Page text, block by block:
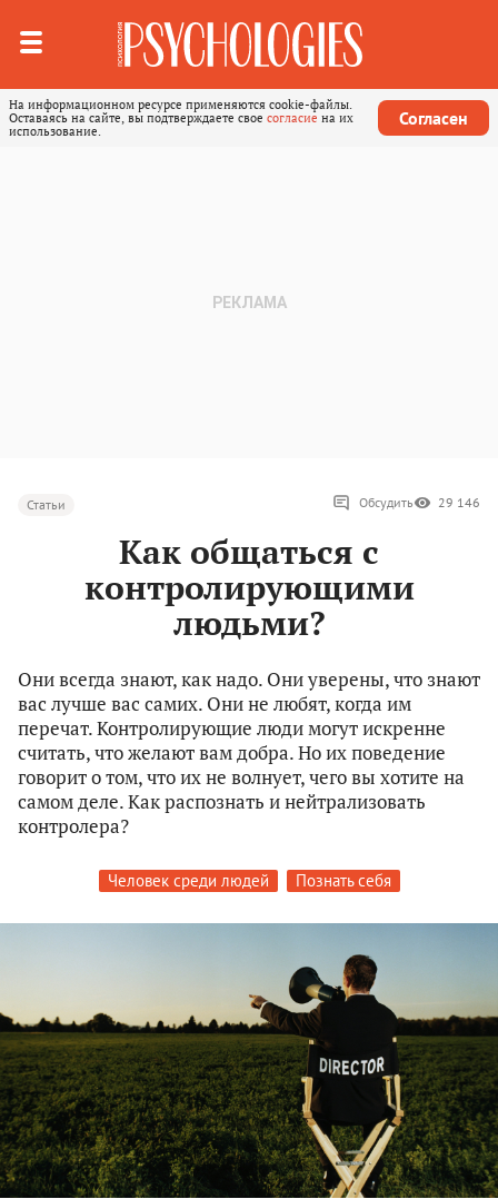
На информационном ресурсе применяются cookie-файлы.
Оставаясь на сайте, вы подтверждаете свое согласие на их
использование.
Согласен
Статьи Обсудить 29 146
Как общаться с
контролирующими
людьми?
Они всегда знают, как надо. Они уверены, что знают
вас лучше вас самих. Они не любят, когда им
перечат. Контролирующие люди могут искренне
считать, что желают вам добра. Но их поведение
говорит о том, что их не волнует, чего вы хотите на
самом деле. Как распознать и нейтрализовать
контролера?
Человек среди людей Познать себя